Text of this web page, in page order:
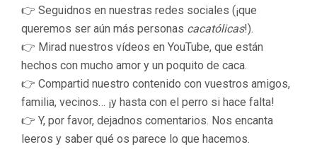
👉 Seguidnos en nuestras redes sociales (¡que
queremos ser aún más personas cacatólicas!).
👉 Mirad nuestros vídeos en YouTube, que están
hechos con mucho amor y un poquito de caca.
👉 Compartid nuestro contenido con vuestros amigos,
familia, vecinos… ¡y hasta con el perro si hace falta!
👉 Y, por favor, dejadnos comentarios. Nos encanta
leeros y saber qué os parece lo que hacemos.